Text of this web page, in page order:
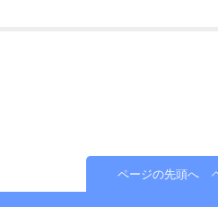
ページの先頭へ